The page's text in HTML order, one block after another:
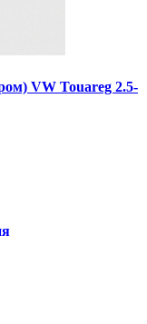
VW Touareg 2.5-